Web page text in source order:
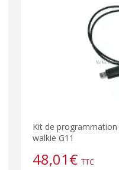
Kit de
walkie G11
48,01€ TTC